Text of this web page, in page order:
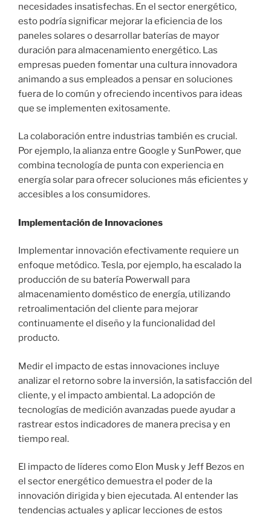
necesidades insatisfechas. En el sector energético,
esto podría significar mejorar la eficiencia de los
paneles solares o desarrollar baterías de mayor
duración para almacenamiento energético. Las
empresas pueden fomentar una cultura innovadora
animando a sus empleados a pensar en soluciones
fuera de lo común y ofreciendo incentivos para ideas
que se implementen exitosamente.
La colaboración entre industrias también es crucial.
Por ejemplo, la alianza entre Google y SunPower, que
combina tecnología de punta con experiencia en
energía solar para ofrecer soluciones más eficientes y
accesibles a los consumidores.
Implementación de Innovaciones
Implementar innovación efectivamente requiere un
enfoque metódico. Tesla, por ejemplo, ha escalado la
producción de su batería Powerwall para
almacenamiento doméstico de energía, utilizando
retroalimentación del cliente para mejorar
continuamente el diseño y la funcionalidad del
producto.
Medir el impacto de estas innovaciones incluye
analizar el retorno sobre la inversión, la satisfacción del
cliente, y el impacto ambiental. La adopción de
tecnologías de medición avanzadas puede ayudar a
rastrear estos indicadores de manera precisa y en
tiempo real.
El impacto de líderes como Elon Musk y Jeff Bezos en
el sector energético demuestra el poder de la
innovación dirigida y bien ejecutada. Al entender las
tendencias actuales y aplicar lecciones de estos